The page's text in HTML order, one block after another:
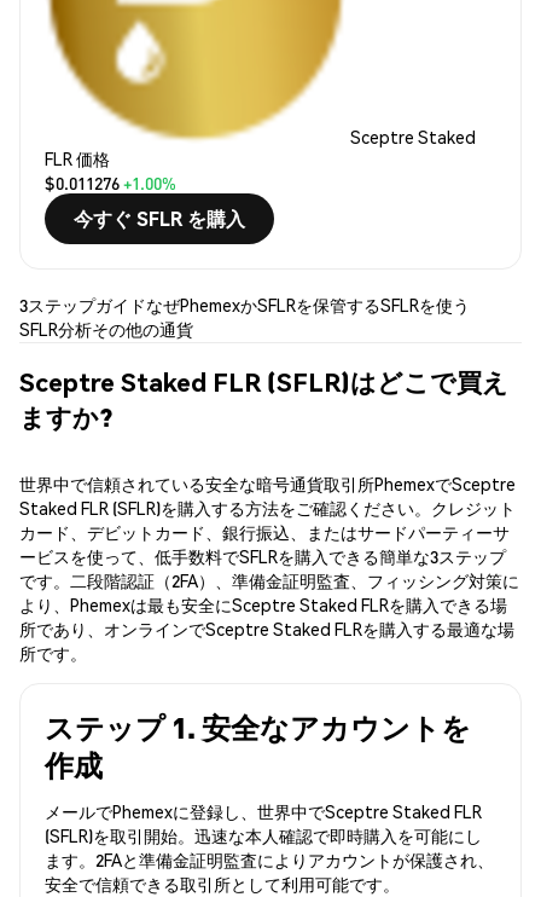
Sceptre Staked
FLR 価格
$0.011276+1.00%
今すぐ SFLR を購入
3ステップガイドなぜPhemexかSFLRを保管するSFLRを使う
SFLR分析その他の通貨
Sceptre Staked FLR (SFLR)はどこで買え
ますか?
世界中で信頼されている安全な暗号通貨取引所PhemexでSceptre
Staked FLR (SFLR)を購入する方法をご確認ください。クレジット
カード、デビットカード、銀行振込、またはサードパーティーサ
ービスを使って、低手数料でSFLRを購入できる簡単な3ステップ
です。二段階認証（2FA）、準備金証明監査、フィッシング対策に
より、Phemexは最も安全にSceptre Staked FLRを購入できる場
所であり、オンラインでSceptre Staked FLRを購入する最適な場
所です。
ステップ 1. 安全なアカウントを
作成
メールでPhemexに登録し、世界中でSceptre Staked FLR
(SFLR)を取引開始。迅速な本人確認で即時購入を可能にし
ます。2FAと準備金証明監査によりアカウントが保護され、
安全で信頼できる取引所として利用可能です。